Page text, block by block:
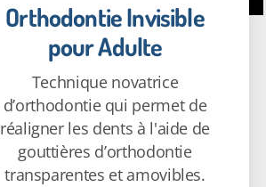
Orthodontie Invisible
pour Adulte
Technique novatrice
d’orthodontie qui permet de
réaligner les dents à l'aide de
gouttières d’orthodontie
transparentes et amovibles.